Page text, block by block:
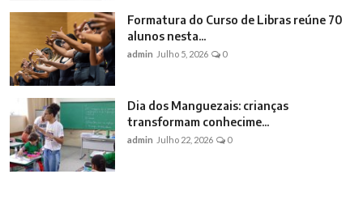
Formatura do Curso de Libras reúne 70
alunos nesta...
admin Julho 5, 2026 0
Dia dos Manguezais: crianças
transformam conhecime...
admin Julho 22, 2026 0